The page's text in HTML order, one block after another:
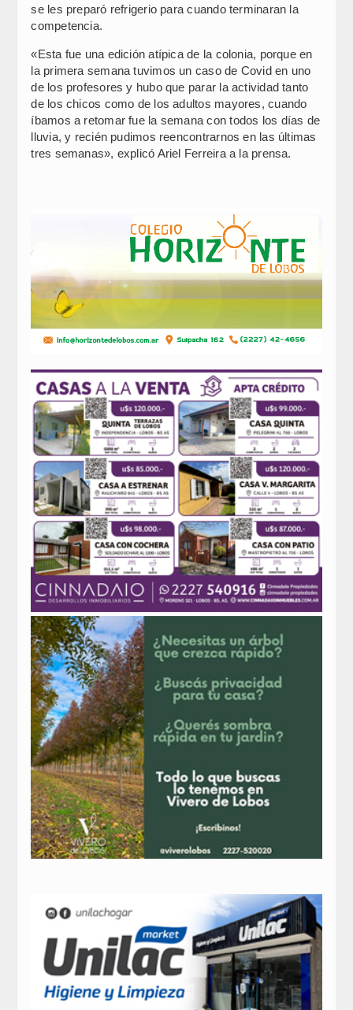
se les preparó refrigerio para cuando terminaran la
competencia.
«Esta fue una edición atípica de la colonia, porque en
la primera semana tuvimos un caso de Covid en uno
de los profesores y hubo que parar la actividad tanto
de los chicos como de los adultos mayores, cuando
íbamos a retomar fue la semana con todos los días de
lluvia, y recién pudimos reencontrarnos en las últimas
tres semanas», explicó Ariel Ferreira a la prensa.